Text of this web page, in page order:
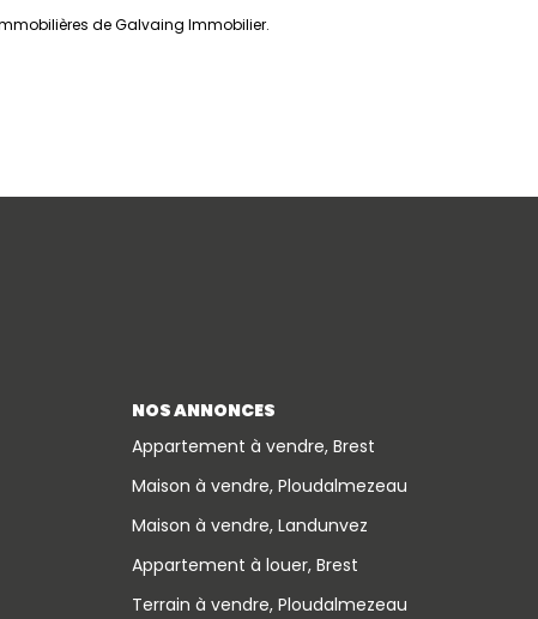
de Galvaing Immobilier.
NOS ANNONCES
Appartement à vendre, Brest
Maison à vendre, Ploudalmezeau
Maison à vendre, Landunvez
Appartement à louer, Brest
Terrain à vendre, Ploudalmezeau